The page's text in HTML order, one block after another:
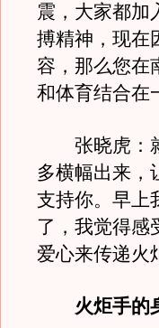
震，大家都加
搏精神，现在
容，那么您在
和体育结合在
张晓虎：就
多横幅出来，
支持你。早上
了，我觉得感
爱心来传递火
火炬手的